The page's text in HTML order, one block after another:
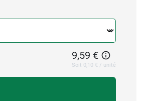
9,59 €
Soit 0,10 € / unité